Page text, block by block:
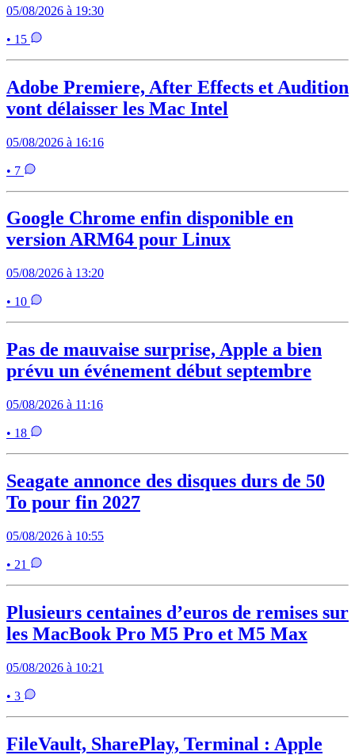
05/08/2026 à 19:30
• 15
Adobe Premiere, After Effects et Audition
vont délaisser les Mac Intel
05/08/2026 à 16:16
• 7
Google Chrome enfin disponible en
version ARM64 pour Linux
05/08/2026 à 13:20
• 10
Pas de mauvaise surprise, Apple a bien
prévu un événement début septembre
05/08/2026 à 11:16
• 18
Seagate annonce des disques durs de 50
To pour fin 2027
05/08/2026 à 10:55
• 21
Plusieurs centaines d’euros de remises sur
les MacBook Pro M5 Pro et M5 Max
05/08/2026 à 10:21
• 3
FileVault, SharePlay, Terminal : Apple